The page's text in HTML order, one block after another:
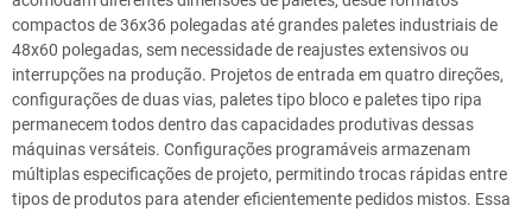
compactos de 36x36 polegadas até grandes paletes industriais de
48x60 polegadas, sem necessidade de reajustes extensivos ou
interrupções na produção. Projetos de entrada em quatro direções,
configurações de duas vias, paletes tipo bloco e paletes tipo ripa
permanecem todos dentro das capacidades produtivas dessas
máquinas versáteis. Configurações programáveis armazenam
múltiplas especificações de projeto, permitindo trocas rápidas entre
tipos de produtos para atender eficientemente pedidos mistos. Essa